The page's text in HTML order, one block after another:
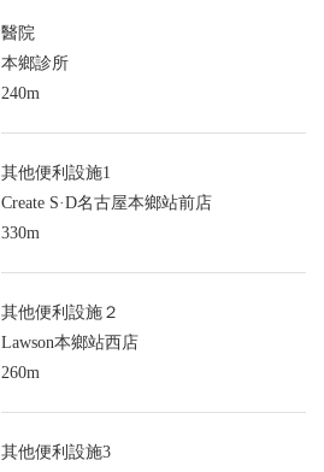
醫院
本鄉診所
240m
其他便利設施1
Create S·D名古屋本鄉站前店
330m
其他便利設施２
Lawson本鄉站西店
260m
其他便利設施3